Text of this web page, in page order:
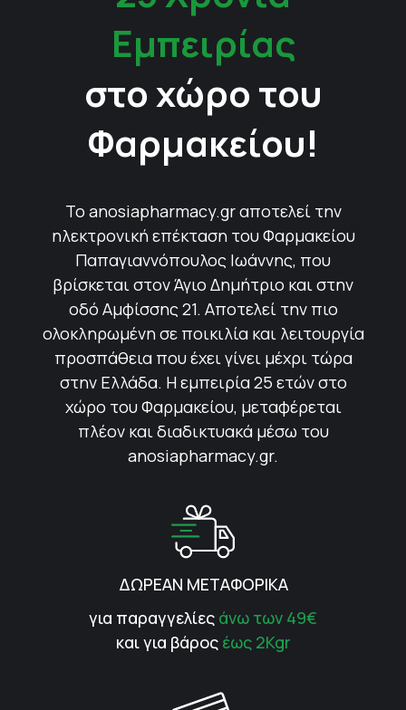
Εμπειρίας
στο χώρο του
Φαρμακείου!
Το anosiapharmacy.gr αποτελεί την
ηλεκτρονική επέκταση του Φαρμακείου
Παπαγιαννόπουλος Ιωάννης, που
βρίσκεται στον Άγιο Δημήτριο και στην
οδό Αμφίσσης 21. Αποτελεί την πιο
ολοκληρωμένη σε ποικιλία και λειτουργία
προσπάθεια που έχει γίνει μέχρι τώρα
στην Ελλάδα. Η εμπειρία 25 ετών στο
χώρο του Φαρμακείου, μεταφέρεται
πλέον και διαδικτυακά μέσω του
anosiapharmacy.gr.
ΔΩΡΕΑΝ ΜΕΤΑΦΟΡΙΚΑ
για παραγγελίες άνω των 49€
και για βάρος έως 2Kgr